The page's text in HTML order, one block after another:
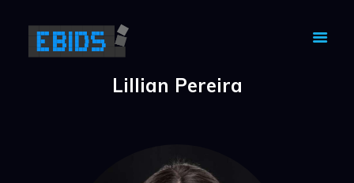
Lillian Pereira
GAME MAP